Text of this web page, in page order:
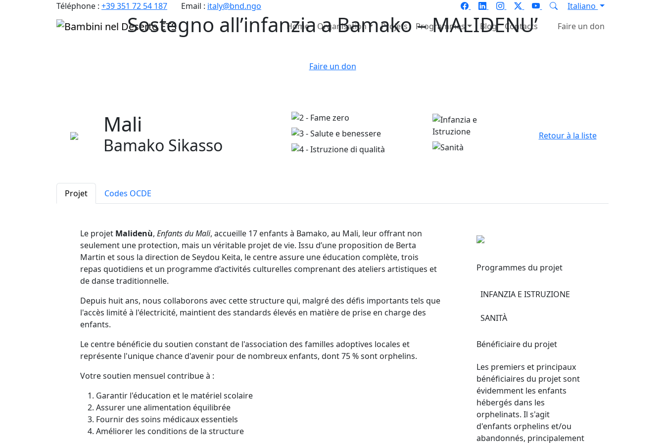
Téléphone : +39 351 72 54 187 Email : italy@bnd.ngo
Italiano
Home
Organisation Projets Programmes Blog Contacts Faire un don
Sostegno all’infanzia a Bamako – MALIDENU’
Faire un don
Mali
Bamako Sikasso Retour à la liste
Projet Codes OCDE
Le projet Malidenù, Enfants du Mali, accueille 17 enfants à Bamako, au Mali, leur offrant non
seulement une protection, mais un véritable projet de vie. Issu d’une proposition de Berta
Martin et sous la direction de Seydou Keita, le centre assure une éducation complète, trois
repas quotidiens et un programme d’activités culturelles comprenant des ateliers artistiques et
de danse traditionnelle.
Depuis huit ans, nous collaborons avec cette structure qui, malgré des défis importants tels que
l'accès limité à l'électricité, maintient des standards élevés en matière de prise en charge des
enfants.
Le centre bénéficie du soutien constant de l'association des familles adoptives locales et
représente l'unique chance d'avenir pour de nombreux enfants, dont 75 % sont orphelins.
Votre soutien mensuel contribue à :
Garantir l'éducation et le matériel scolaire
Assurer une alimentation équilibrée
Fournir des soins médicaux essentiels
Améliorer les conditions de la structure
Programmes du projet
INFANZIA E ISTRUZIONE
SANITÀ
Bénéficiaire du projet
Les premiers et principaux
bénéficiaires du projet sont
évidemment les enfants
hébergés dans les
orphelinats. Il s'agit
d'enfants orphelins et/ou
abandonnés, principalement